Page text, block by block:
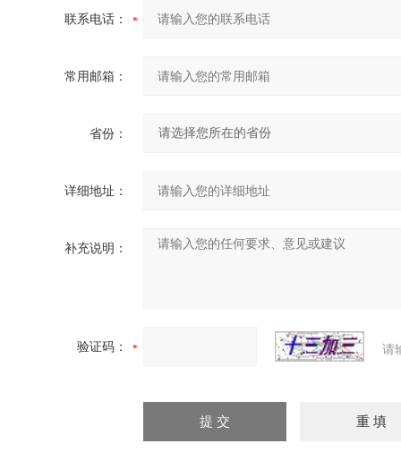
联系电话：
常用邮箱：
省份：
详细地址：
补充说明：
验证码： 请